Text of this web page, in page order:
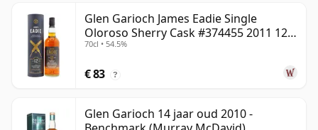
Glen Garioch James Eadie Single
Oloroso Sherry Cask #374455 2011 12
jaar oud
70cl • 54.5%
€ 83 ?
Glen Garioch 14 jaar oud 2010 -